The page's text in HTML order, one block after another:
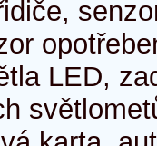
LED,